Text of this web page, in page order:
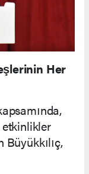
Her
etkinlikler